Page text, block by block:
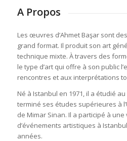
A Propos
Les œuvres d’Ahmet Başar sont
grand format. Il produit son art
technique mixte. À travers des
le type d’art qui offre à son public
rencontres et aux interprétations
Né à Istanbul en 1971, il a étudié
terminé ses études supérieures à
de Mimar Sinan. Il a participé à
d’événements artistiques à
années.